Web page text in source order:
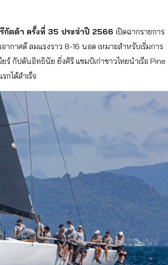
กัตต้า ครั้งที่ 35 ประจำปี 2566 เปิดฉากรายการ
กาศดี ลมแรงราว 8-16 นอต เหมาะสำหรับเริ่มการ
ร์ กัปตันอิทธินัย ยิ่งศิริ แชมป์เก่าชาวไทยนำเรือ Pine
กได้สำเร็จ